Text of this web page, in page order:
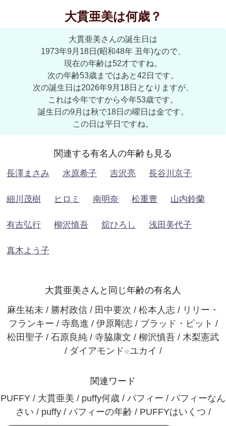
大貫亜美は何歳？
大貫亜美さんの誕生日は
1973年9月18日(昭和48年 丑年)なので、
現在の年齢は52才ですね。
次の年齢53歳まではあと42日です。
次の誕生日は2026年9月18日となりますが、
これは今年ですから今年53歳です。
誕生日の9月は秋で18日の曜日は金です。
この日は平日ですね。
関連する有名人の年齢も見る
長澤まさみ 水原希子 吉沢亮 長谷川京子
細川茂樹 ヒロミ 南明奈 松重豊 山内鈴蘭
有吉弘行 柳沢慎吾 舘ひろし 浅田美代子
真木よう子
大貫亜美さんと同じ年齢の有名人
麻生祐未 / 勝村政信 / 田中要次 / 松本人志 / リリー・
フランキー / 寺島進 / 伊原剛志 / ブラッド・ピット /
松田聖子 / 石原良純 / 寺脇康文 / 柳沢慎吾 / 木梨憲武
/ ダイアモンド☆ユカイ /
関連ワード
PUFFY / 大貫亜美 / puffy何歳 / パフィー / パフィーなん
さい / puffy / パフィーの年齢 / PUFFYはいくつ /